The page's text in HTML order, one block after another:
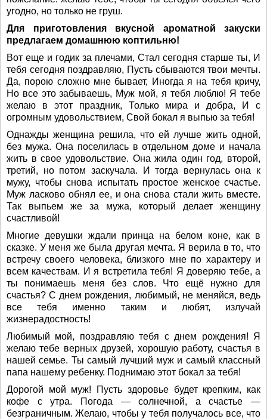
угодно, но только не груш.
Для приготовления вкусной ароматной закуски
предлагаем домашнюю коптильню!
Вот еще и годик за плечами, Стал сегодня старше ты, И
тебя сегодня поздравляю, Пусть сбываются твои мечты.
Да, порою сложно мне бывает, Иногда я на тебя кричу,
Но все это забываешь, Муж мой, я тебя люблю! Я тебе
желаю в этот праздник, Только мира и добра, И с
огромным удовольствием, Свой бокал я выпью за тебя!
Однажды женщина решила, что ей лучше жить одной,
без мужа. Она поселилась в отдельном доме и начала
жить в свое удовольствие. Она жила один год, второй,
третий, но потом заскучала. И тогда вернулась она к
мужу, чтобы снова испытать простое женское счастье.
Муж ласково обнял ее, и она снова стали жить вместе.
Так выпьем же за мужа, который делает женщину
счастливой!
Многие девушки ждали принца на белом коне, как в
сказке. У меня же была другая мечта. Я верила в то, что
встречу своего человека, близкого мне по характеру и
всем качествам. И я встретила тебя! Я доверяю тебе, а
ты понимаешь меня без слов. Что ещё нужно для
счастья? С днем рождения, любимый, не меняйся, ведь
все тебя именно таким и любят, излучай
жизнерадостность!
Любимый мой, поздравляю тебя с днем рождения! Я
желаю тебе верных друзей, хорошую работу, счастья в
нашей семье. Ты самый лучший муж и самый классный
папа нашему ребенку. Поднимаю этот бокал за тебя!
Дорогой мой муж! Пусть здоровье будет крепким, как
кофе с утра. Погода — солнечной, а счастье —
безграничным. Желаю, чтобы у тебя получалось все, что